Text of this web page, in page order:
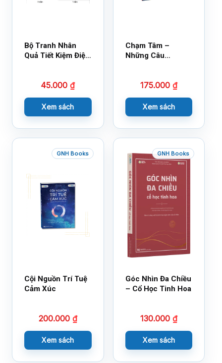
Bộ Tranh Nhân
Quả Tiết Kiệm Điện
45.000₫
Xem sách
Chạm Tâm –
Những Câu
175.000 ₫
Xem sách
GNH Books
Cội Nguồn Trí Tuệ
Cảm Xúc
200.000 ₫
Xem sách
GNH Books
Góc Nhìn Đa Chiều
– Cổ Học Tinh Hoa
130.000 ₫
Xem sách